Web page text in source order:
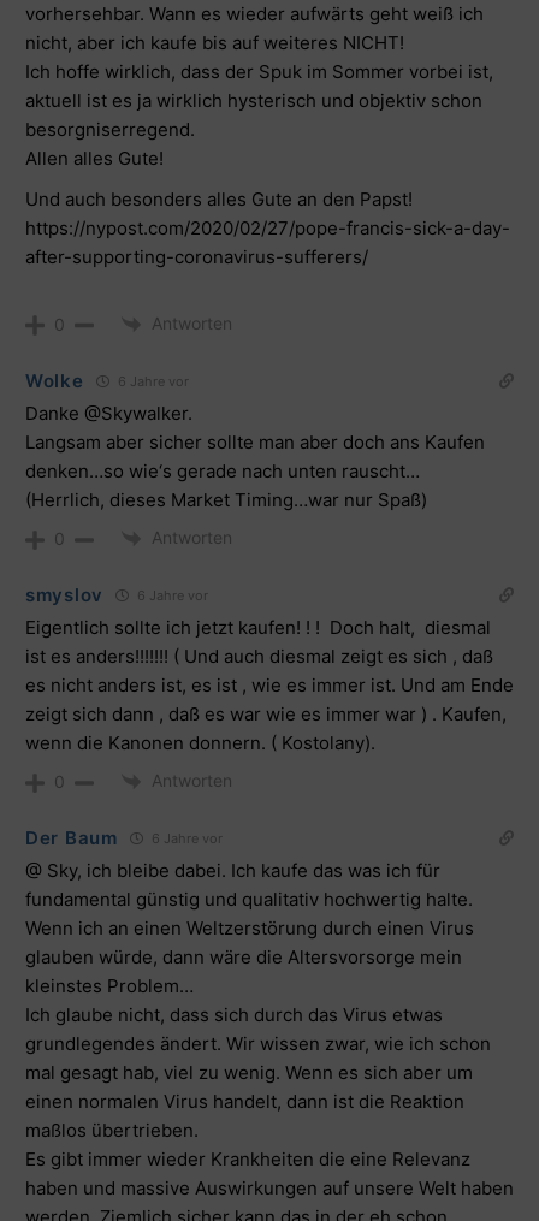
vorhersehbar. Wann es wieder aufwärts geht weiß ich
nicht, aber ich kaufe bis auf weiteres NICHT!
Ich hoffe wirklich, dass der Spuk im Sommer vorbei ist,
aktuell ist es ja wirklich hysterisch und objektiv schon
besorgniserregend.
Allen alles Gute!
Und auch besonders alles Gute an den Papst!
https://nypost.com/2020/02/27/pope-francis-sick-a-day-
after-supporting-coronavirus-sufferers/
0 Antworten
Wolke 6 Jahre vor
Danke @Skywalker.
Langsam aber sicher sollte man aber doch ans Kaufen
denken…so wie‘s gerade nach unten rauscht…
(Herrlich, dieses Market Timing…war nur Spaß)
0 Antworten
smyslov 6 Jahre vor
Eigentlich sollte ich jetzt kaufen! ! ! Doch halt, diesmal
ist es anders!!!!!!! ( Und auch diesmal zeigt es sich , daß
es nicht anders ist, es ist , wie es immer ist. Und am Ende
zeigt sich dann , daß es war wie es immer war ) . Kaufen,
wenn die Kanonen donnern. ( Kostolany).
0 Antworten
Der Baum 6 Jahre vor
@ Sky, ich bleibe dabei. Ich kaufe das was ich für
fundamental günstig und qualitativ hochwertig halte.
Wenn ich an einen Weltzerstörung durch einen Virus
glauben würde, dann wäre die Altersvorsorge mein
kleinstes Problem…
Ich glaube nicht, dass sich durch das Virus etwas
grundlegendes ändert. Wir wissen zwar, wie ich schon
mal gesagt hab, viel zu wenig. Wenn es sich aber um
einen normalen Virus handelt, dann ist die Reaktion
maßlos übertrieben.
Es gibt immer wieder Krankheiten die eine Relevanz
haben und massive Auswirkungen auf unsere Welt haben